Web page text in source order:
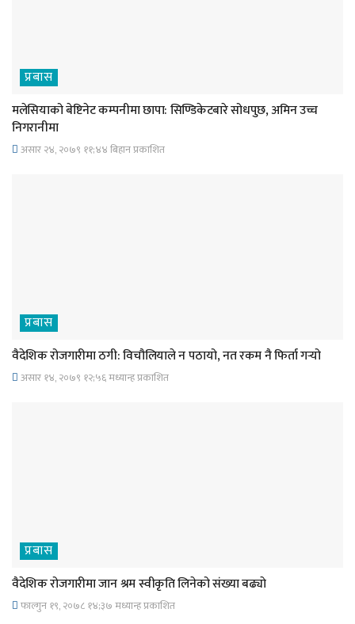
प्रबास
मलेसियाको बेष्टिनेट कम्पनीमा छापा: सिण्डिकेटबारे सोधपुछ, अमिन उच्च
निगरानीमा
असार २४, २०७९ ११;४४ बिहान प्रकाशित
प्रबास
वैदेशिक रोजगारीमा ठगी: विचौलियाले न पठायो, नत रकम नै फिर्ता गर्‍यो
असार १४, २०७९ १२;५६ मध्यान्ह प्रकाशित
प्रबास
वैदेशिक रोजगारीमा जान श्रम स्वीकृति लिनेको संख्या बढ्याे
फाल्गुन १९, २०७८ १४;३७ मध्यान्ह प्रकाशित